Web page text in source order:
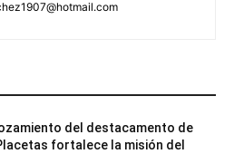
del destacamento de
fortalece la misión del